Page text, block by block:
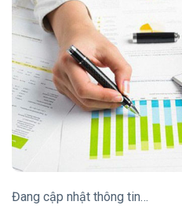
Đang cập nhật thông tin…